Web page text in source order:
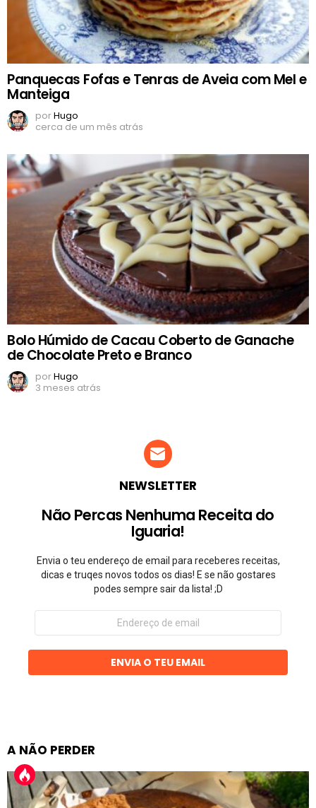
Panquecas Fofas e Tenras de Aveia com Mel e
Manteiga
porHugo
cerca de um mês atrás
Bolo Húmido de Cacau Coberto de Ganache
de Chocolate Preto e Branco
porHugo
3 meses atrás
NEWSLETTER
Não Percas Nenhuma Receita do
Iguaria!
Envia o teu endereço de email para receberes receitas,
dicas e truqes novos todos os dias! E se não gostares
podes sempre sair da lista! ;D
Endereço
email
ENVIA O TEU EMAIL
A NÃO PERDER